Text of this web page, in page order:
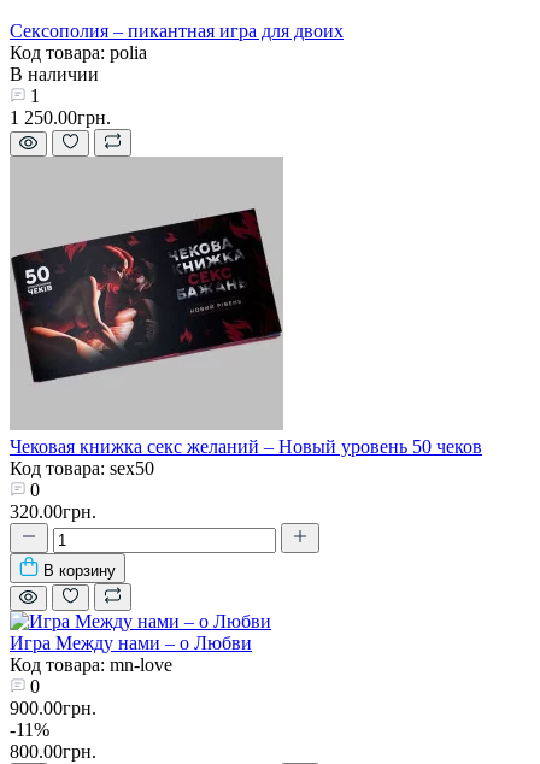
Сексополия – пикантная игра для двоих
Код товара: polia
В наличии
1
1 250.00грн.
Чековая книжка секс желаний – Новый уровень 50 чеков
Код товара: sex50
0
320.00грн.
В корзину
Игра Между нами – о Любви
Код товара: mn-love
0
900.00грн.
-11%
800.00грн.